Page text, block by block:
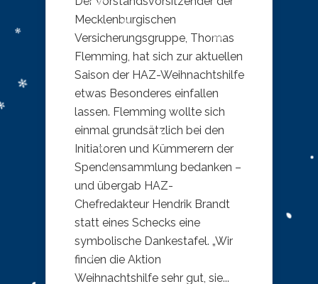
Mecklenburgischen
Versicherungsgruppe, Thomas
Flemming, hat sich zur aktuellen
Saison der HAZ-Weihnachtshilfe
etwas Besonderes einfallen
lassen. Flemming wollte sich
einmal grundsätzlich bei den
Initiatoren und Kümmerern der
Spendensammlung bedanken –
und übergab HAZ-
Chefredakteur Hendrik Brandt
statt eines Schecks eine
symbolische Dankestafel. „Wir
finden die Aktion
Weihnachtshilfe sehr gut, sie...